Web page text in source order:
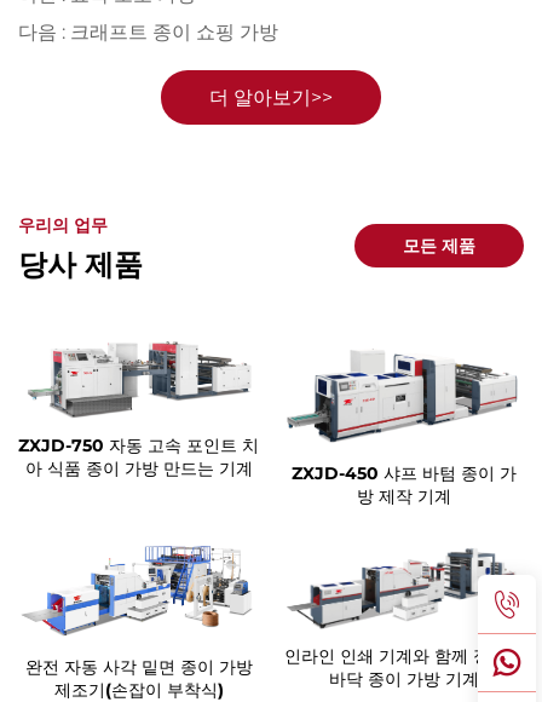
다음 : 크래프트 종이 쇼핑 가방
더 알아보기>>
우리의 업무
당사 제품
모든 제품
ZXJD-750 자동 고속 포인트 치
아 식품 종이 가방 만드는 기계
ZXJD-450 샤프 바텀 종이 가
방 제작 기계
완전 자동 사각 밑면 종이 가방
제조기(손잡이 부착식)
인라인 인쇄 기계와 함께 정사각
바닥 종이 가방 기계